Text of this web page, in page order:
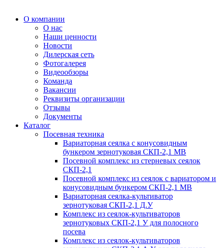
О компании
О нас
Наши ценности
Новости
Дилерская сеть
Фотогалерея
Видеообзоры
Команда
Вакансии
Реквизиты организации
Отзывы
Документы
Каталог
Посевная техника
Вариаторная сеялка с конусовидным
бункером зернотуковая СКП-2,1 МВ
Посевной комплекс из стерневых сеялок
СКП-2,1
Посевной комплекс из сеялок с вариатором и
конусовидным бункером СКП-2,1 МВ
Вариаторная сеялка-культиватор
зернотуковая СКП-2,1 Д.У
Комплекс из сеялок-культиваторов
зернотуковых СКП-2,1 У для полосного
посева
Комплекс из сеялок-культиваторов